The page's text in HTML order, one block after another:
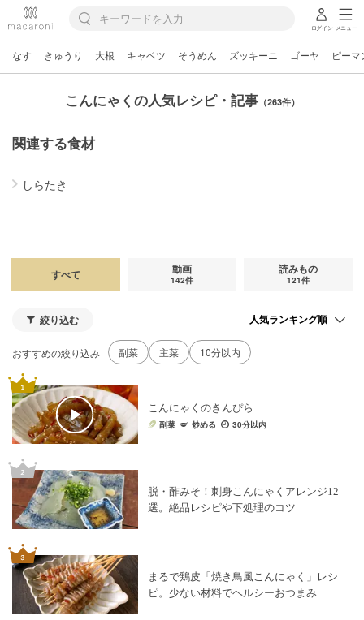
ログイン メニュー
なす きゅうり 大根 キャベツ そうめん ズッキーニ ゴーヤ ピーマ
こんにゃくの人気レシピ・記事（263件）
関連する食材
しらたき
すべて 動画
142件
読みもの
121件
絞り込む
おすすめの絞り込み 副菜 主菜 10分以内
こんにゃくのきんぴら
副菜 炒める 30分以内
脱・酢みそ！刺身こんにゃくアレンジ12
選。絶品レシピや下処理のコツ
まるで鶏皮「焼き鳥風こんにゃく」レシ
ピ。少ない材料でヘルシーおつまみ